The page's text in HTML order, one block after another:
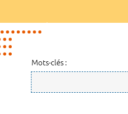
Mots-clés :